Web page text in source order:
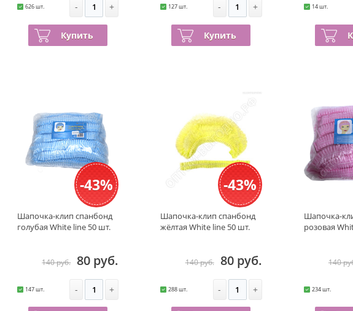
626 шт. - +
Купить
127 шт. - +
Купить
14 шт.
-43%
Шапочка-клип спанбонд
голубая White line 50 шт.
140 руб. 80 руб.
147 шт. - +
-43%
Шапочка-клип спанбонд
жёлтая White line 50 шт.
140 руб. 80 руб.
288 шт. - +
Шапочка-
розовая
140
234 шт.